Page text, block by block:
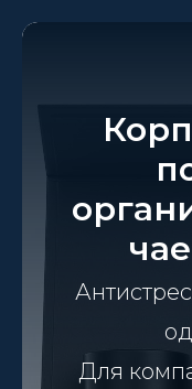
Для